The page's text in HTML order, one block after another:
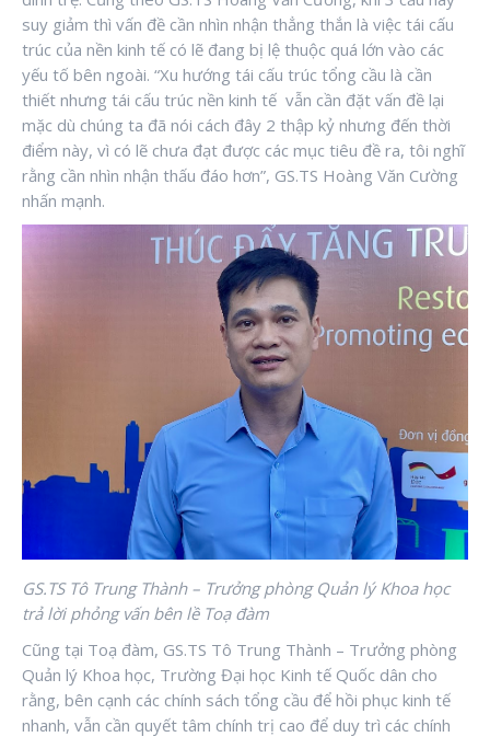
suy giảm thì vấn đề cần nhìn nhận thẳng thắn là việc tái cấu
trúc của nền kinh tế có lẽ đang bị lệ thuộc quá lớn vào các
yếu tố bên ngoài. “Xu hướng tái cấu trúc tổng cầu là cần
thiết nhưng tái cấu trúc nền kinh tế vẫn cần đặt vấn đề lại
mặc dù chúng ta đã nói cách đây 2 thập kỷ nhưng đến thời
điểm này, vì có lẽ chưa đạt được các mục tiêu đề ra, tôi nghĩ
rằng cần nhìn nhận thấu đáo hơn”, GS.TS Hoàng Văn Cường
nhấn mạnh.
GS.TS Tô Trung Thành – Trưởng phòng Quản lý Khoa học
trả lời phỏng vấn bên lề Toạ đàm
Cũng tại Toạ đàm, GS.TS Tô Trung Thành – Trưởng phòng
Quản lý Khoa học, Trường Đại học Kinh tế Quốc dân cho
rằng, bên cạnh các chính sách tổng cầu để hồi phục kinh tế
nhanh, vẫn cần quyết tâm chính trị cao để duy trì các chính